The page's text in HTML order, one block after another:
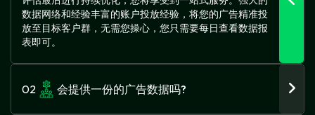
数据网络和经验丰富的账户投放经验，将您的广告精准投
放至目标客户群，无需您操心，您只需要每日查看数据报
表即可。
02 会提供一份的广告数据吗?